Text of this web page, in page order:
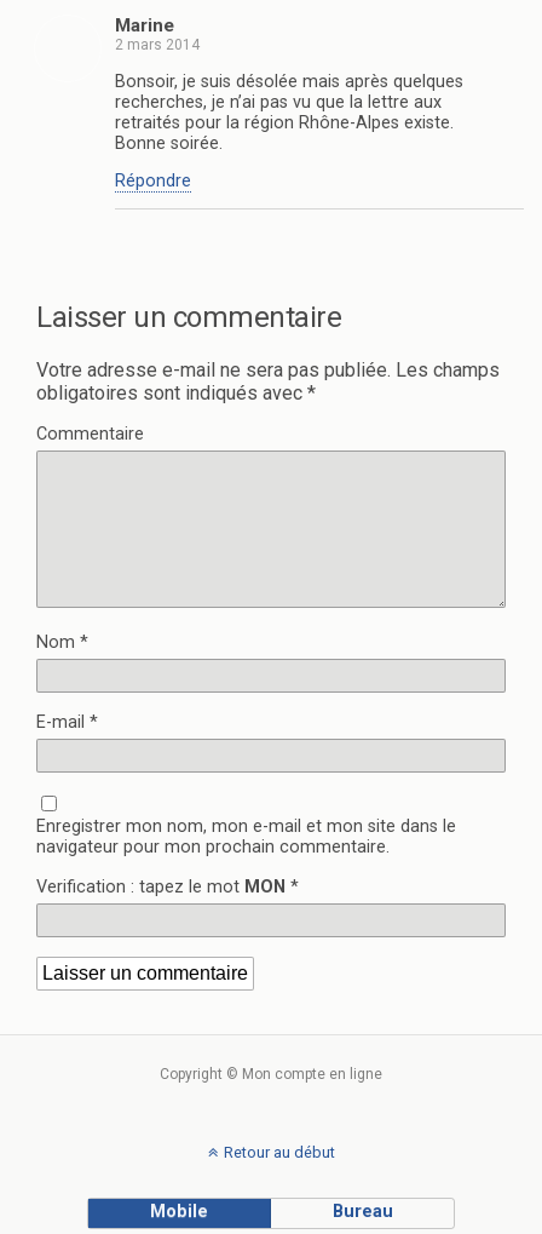
Marine
2 mars 2014
Bonsoir, je suis désolée mais après quelques
recherches, je n’ai pas vu que la lettre aux
retraités pour la région Rhône-Alpes existe.
Bonne soirée.
Répondre
Laisser un commentaire
Votre adresse e-mail ne sera pas publiée. Les champs
obligatoires sont indiqués avec *
Commentaire
Nom *
E-mail *
Enregistrer mon nom, mon e-mail et mon site dans le
navigateur pour mon prochain commentaire.
Verification : tapez le mot MON *
Copyright © Mon compte en ligne
Retour au début
Mobile Bureau